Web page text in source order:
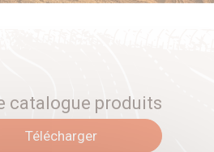
catalogue produits
Télécharger